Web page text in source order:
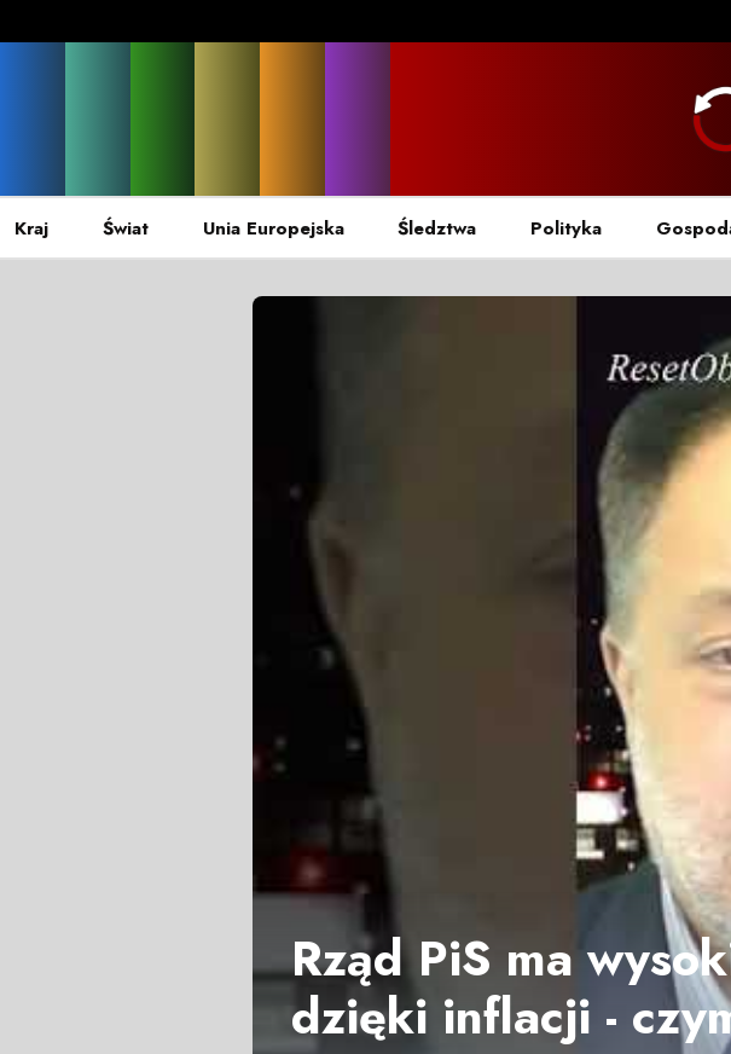
Kraj Świat Unia Europejska Śledztwa Polityka
Rząd PiS ma
dzięki inflacji -